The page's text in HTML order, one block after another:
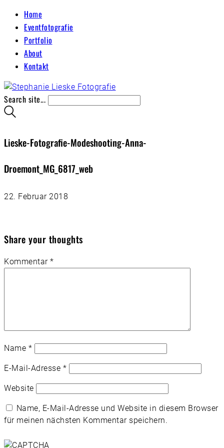
Home
Eventfotografie
Portfolio
About
Kontakt
Search site...
Lieske-Fotografie-Modeshooting-Anna-
Droemont_MG_6817_web
22. Februar 2018
Share your thoughts
Kommentar *
Name *
E-Mail-Adresse *
Website
Name, E-Mail-Adresse und Website in diesem Browser
für meinen nächsten Kommentar speichern.